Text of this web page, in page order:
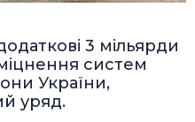
3 мільярди
систем
України,
уряд.